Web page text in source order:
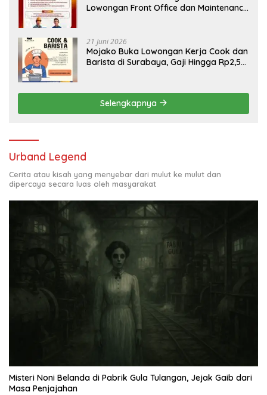
Lowongan Front Office dan Maintenance
21 Juni 2026
Mojako Buka Lowongan Kerja Cook dan
Barista di Surabaya, Gaji Hingga Rp2,5
Selengkapnya
Urband Legend
Cerita atau kisah yang menyebar dari mulut ke mulut dan
dipercaya secara luas oleh masyarakat
Misteri Noni Belanda di Pabrik Gula Tulangan, Jejak Gaib dari
Masa Penjajahan